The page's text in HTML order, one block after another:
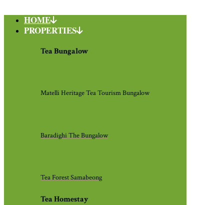
HOME
PROPERTIES
Tea Bungalow
Matelli Heritage Tea Tourism Bungalow
Baradighi The Bungalow
Tea Forest Samabeong
Tea Homestay